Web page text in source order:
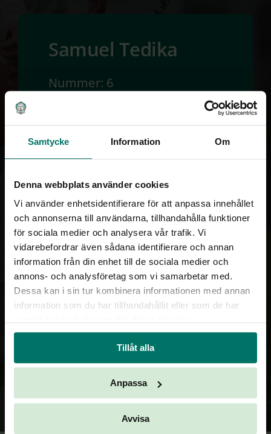
Samtycke Information Om
Denna webbplats använder cookies
Vi använder enhetsidentifierare för att anpassa innehållet
och annonserna till användarna, tillhandahålla funktioner
för sociala medier och analysera vår trafik. Vi
vidarebefordrar även sådana identifierare och annan
information från din enhet till de sociala medier och
annons- och analysföretag som vi samarbetar med.
Dessa kan i sin tur kombinera informationen med annan
information som du har tillhandahållit eller som de har
Tillåt alla
Anpassa
Avvisa
Samuel Tedika
Nummer: 6
Ålder: 27
Längd:
TILLBAKA